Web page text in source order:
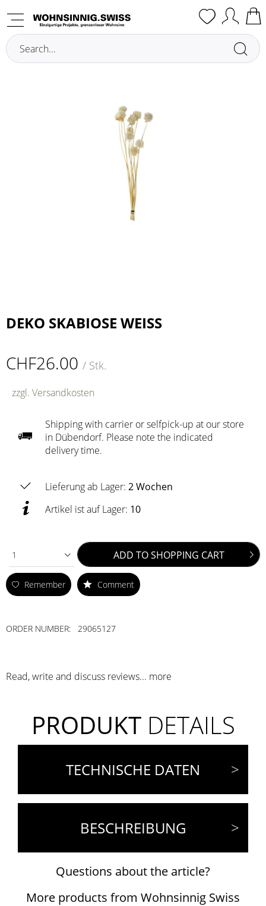
Overview
DEKO SKABIOSE WEISS
CHF26.00 / Stk.
zzgl. Versandkosten
Shipping with carrier or selfpick-up at our store
in Dübendorf. Please note the indicated
delivery time.
Lieferung ab Lager: 2 Wochen
Artikel ist auf Lager: 10
1 ADD TOSHOPPING CART
Remember Comment
ORDER NUMBER: 29065127
Read, write and discuss reviews... more
PRODUKTDETAILS
TECHNISCHE DATEN
BESCHREIBUNG
Questions about the article?
More products from Wohnsinnig Swiss